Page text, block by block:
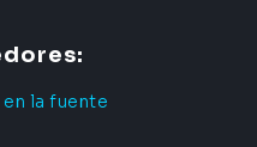
la fuente